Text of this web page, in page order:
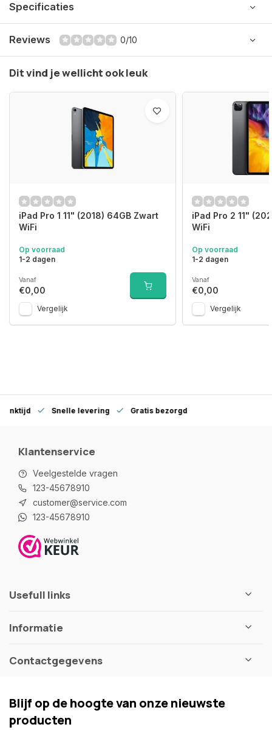
Specificaties
Reviews 0/10
Dit vind je wellicht ook leuk
iPad Pro 1 11" (2018) 64GB Zwart
WiFi
Op voorraad
1-2 dagen
Vanaf
€0,00
Vergelijk
iPad Pro 2 11"
WiFi
Op voorraad
1-2 dagen
Vanaf
€0,00
Vergelijk
Snelle levering Gratis bezorgd
Klantenservice
Veelgestelde vragen
123-45678910
customer@service.com
123-45678910
Usefull links
Informatie
Contactgegevens
Blijf op de hoogte van onze nieuwste
producten